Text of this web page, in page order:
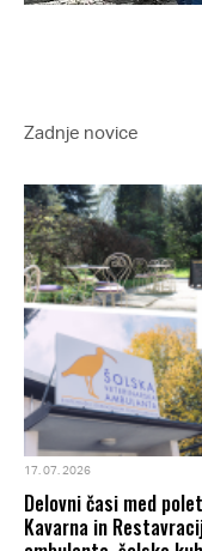
Zadnje novice
17. 07. 2026
Delovni časi med
Kavarna in